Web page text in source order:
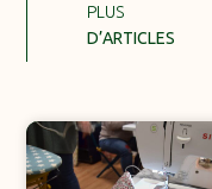
PLUS
D’ARTICLES